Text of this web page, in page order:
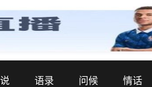
语录 问候 情话